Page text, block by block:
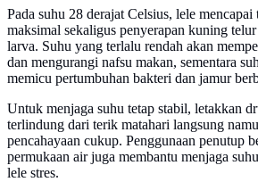
Pada suhu 28 derajat Celsius, lele
maksimal sekaligus penyerapan kuning
larva. Suhu yang terlalu rendah akan
dan mengurangi nafsu makan, sementara
memicu pertumbuhan bakteri dan jamur
Untuk menjaga suhu tetap stabil, letakkan
terlindung dari terik matahari langsung
pencahayaan cukup. Penggunaan penutup
permukaan air juga membantu menjaga
lele stres.